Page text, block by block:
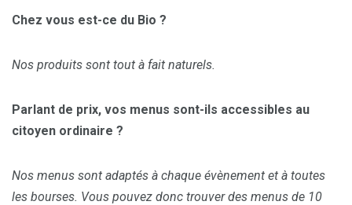
Chez vous est-ce du Bio ?
Nos produits sont tout à fait naturels.
Parlant de prix, vos menus sont-ils accessibles au
citoyen ordinaire ?
Nos menus sont adaptés à chaque évènement et à toutes
les bourses. Vous pouvez donc trouver des menus de 10